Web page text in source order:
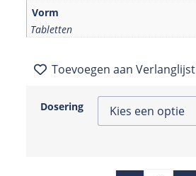
Vorm
Tabletten
Toevoegen aan Verlanglijst
Dosering